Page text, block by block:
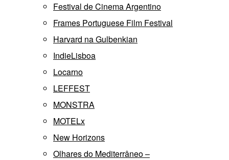
Festival de Cinema Argentino
Frames Portuguese Film Festival
Harvard na Gulbenkian
IndieLisboa
Locarno
LEFFEST
MONSTRA
MOTELx
New Horizons
Olhares do Mediterrâneo –